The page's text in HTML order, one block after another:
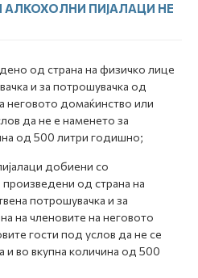
ПИЈАЛАЦИ НЕ
од страна на физичко лице
и за потрошувачка од
неговото домаќинство или
да не е наменето за
од 500 литри годишно;
добиени со
од страна на
потрошувачка и за
на членовите на неговото
гости под услов да не се
во вкупна количина од 500